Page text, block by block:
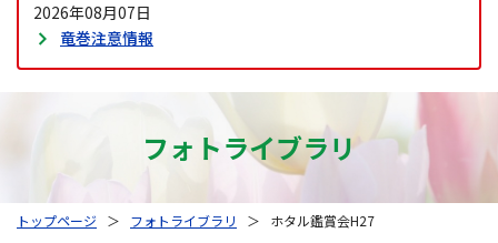
2026年08月07日
竜巻注意情報
フォトライブラリ
トップページ ＞ フォトライブラリ ＞ ホタル鑑賞会H27